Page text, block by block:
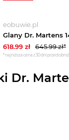
eobuwie.pl
618.99zł 645.99zł*
*najniższa cena z 30 dni przed
Dr.